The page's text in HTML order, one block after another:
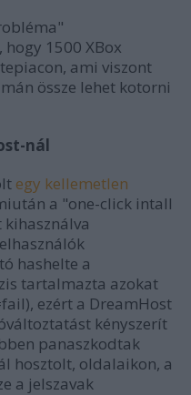
1500 XBox
ami viszont
össze lehet kotorni
nál
egy kellemetlen
a "one-click intall
hashelte a
tartalmazta azokat
ezért a DreamHost
kényszerít
panaszkodtak
hosztolt, oldalaikon, a
a jelszavak